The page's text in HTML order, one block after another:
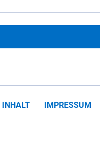
INHALT IMPRESSUM